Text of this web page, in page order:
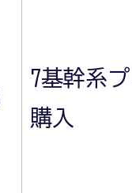
7基幹系
購入